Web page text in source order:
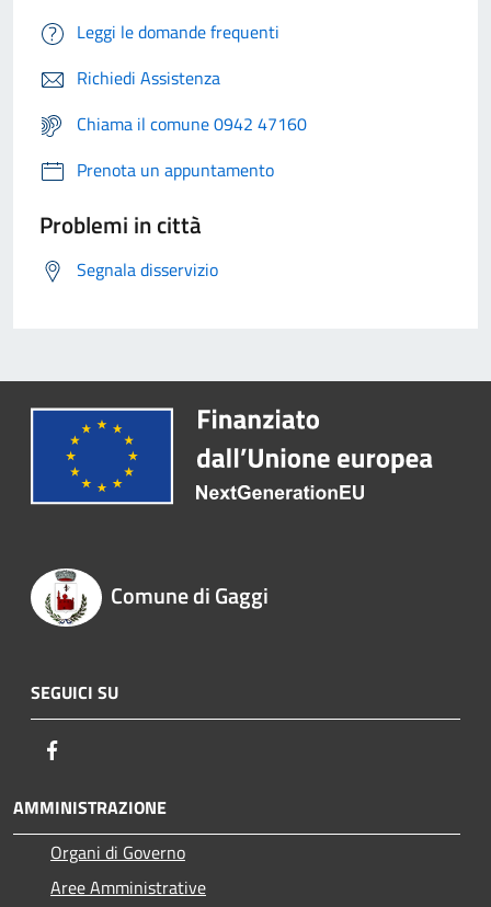
Leggi le domande frequenti
Richiedi Assistenza
Chiama il comune 0942 47160
Prenota un appuntamento
Problemi in città
Segnala disservizio
Comune di Gaggi
SEGUICI SU
AMMINISTRAZIONE
Organi di Governo
Aree Amministrative